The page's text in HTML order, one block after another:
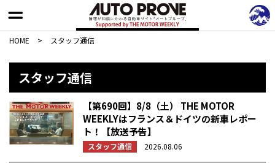
HOME > スタッフ通信
スタッフ通信
【第690回】8/8（土） THE MOTOR
WEEKLYはフランス＆ドイツの新車レポー
ト！【放送予告】
スタッフ通信 2026.08.06